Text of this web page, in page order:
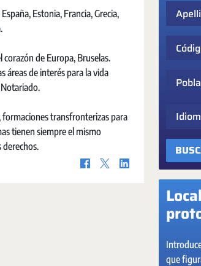
Estonia, Francia, Grecia,
de Europa, Bruselas.
áreas de interés para la vida
transfronterizas para
tienen siempre el mismo
Idioma
que